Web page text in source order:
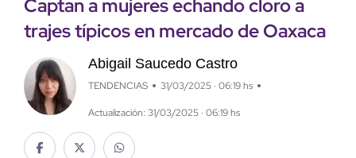
Captan a mujeres echando cloro a
trajes típicos en mercado de Oaxaca
Abigail Saucedo Castro
TENDENCIAS 31/03/2025 · 06:19 hs
Actualización: 31/03/2025 · 06:19 hs